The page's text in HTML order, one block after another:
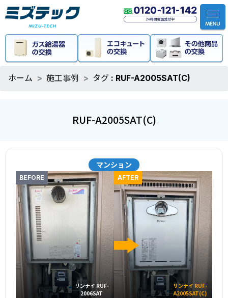
ホーム 施工事例 タグ : RUF-A2005SAT(C)
RUF-A2005SAT(C)
マンション
BEFORE
リンナイ RUF-
2006SAT
AFTER
リンナイ RUF-
A2005SAT(C)